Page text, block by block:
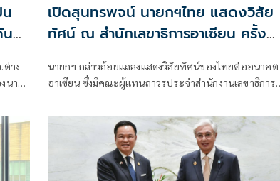
ต่าง
นา
การ
าร
าค
เปิดสุนทรพจน์ นายกฯไทย แสดงวิสัย
ทัศน์ ณ สำนักเลขาธิการอาเซียน ครั้ง
นายกฯ กล่าวถ้อยแถลงแสดงวิสัยทัศน์ของไทยต่ออนาคต
อาเซียน ซึ่งมีคณะผู้แทนถาวรประจำสำนักงานเลขาธิการ